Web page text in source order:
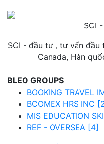
SCI
SCI - đầu tư , tư vấn đầu
Canada, Hàn
BLEO GROUPS
BOOKING TRAVEL
BCOMEX HRS INC
MIS EDUCATION
REF - OVERSEA [4]